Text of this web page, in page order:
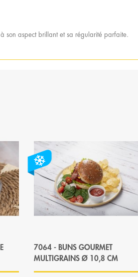
son aspect brillant et sa régularité parfaite.
7064 - BUNS GOURMET
MULTIGRAINS Ø 10,8 CM